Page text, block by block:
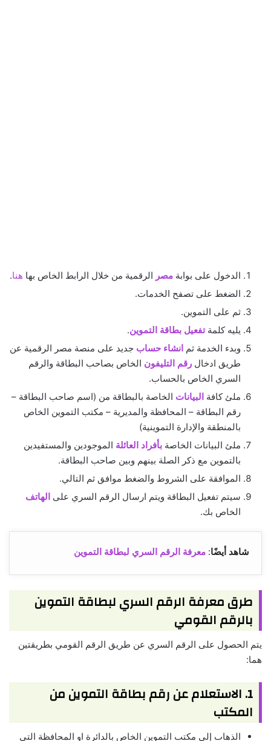
الدخول على بوابة مصر الرقمية من خلال الرابط الخاص بها هنا.
الضغط على تصفح الخدمات.
ثم على التموين.
يليه كلمةتفعيل بطاقة التموين.
وبدء الخدمة ثم انشاء حساب جديد على منصة مصر الرقمية عن
طريق ادخال رقم التليفون الخاص بصاحب البطاقة والرقم
السري الخاص بالحساب.
ملئ كافة البيانات الخاصة بالبطاقة من (اسم صاحب البطاقة –
رقم البطاقة – المحافظة والمديرية – مكتب التموين الخاص
بالمنطقة والإدارة التموينية)
ملئ البيانات الخاصة بأفراد العائلة الموجودين والمستفيدين
بالتموين مع ذكر الصلة بينهم وبين صاحب البطاقة.
الموافقة على الشروط والضغط موافق ثم التالي.
سيتم تفعيل البطاقة ويتم ارسال الرقم السري على الهاتف
الخاص بك.
شاهد أيضًا: معرفة الرقم السري لبطاقة التموين
طرق معرفة الرقم السري لبطاقة التموين
بالرقم القومي
يتم الحصول على الرقم السري عن طريق الرقم القومي بطريقتين
هما:
1. الاستعلام عن رقم بطاقة التموين من
المكتب
الذهاب إلى مكتب التموين الخاص بالدائرة او المحافظة التي